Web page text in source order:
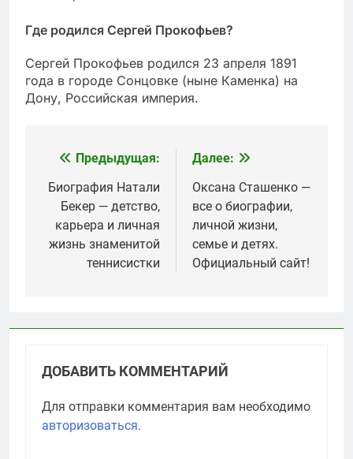
Где родился Сергей Прокофьев?
Сергей Прокофьев родился 23 апреля 1891
года в городе Сонцовке (ныне Каменка) на
Дону, Российская империя.
Навигация
по
записям
Предыдущая:
Биография Натали
Бекер — детство,
карьера и личная
жизнь знаменитой
теннисистки
Далее:
Оксана Сташенко —
все о биографии,
личной жизни,
семье и детях.
Официальный сайт!
ДОБАВИТЬ КОММЕНТАРИЙ
Для отправки комментария вам необходимо
авторизоваться.